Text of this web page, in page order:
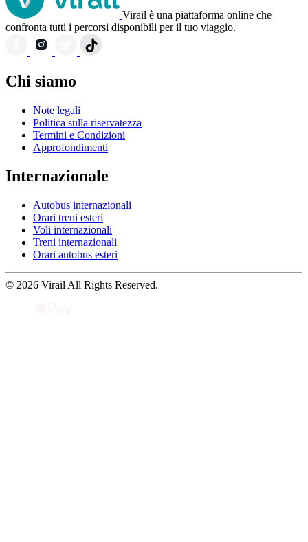
Virail è una piattaforma online che
confronta tutti i percorsi disponibili per il tuo viaggio.
Chi siamo
Note legali
Politica sulla riservatezza
Termini e Condizioni
Approfondimenti
Internazionale
Autobus internazionali
Orari treni esteri
Voli internazionali
Treni internazionali
Orari autobus esteri
© 2026 Virail All Rights Reserved.